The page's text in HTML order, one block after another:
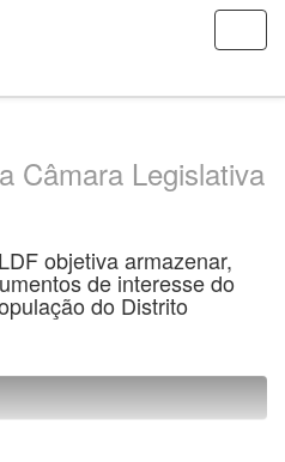
Câmara Legislativa
objetiva armazenar,
de interesse do
do Distrito